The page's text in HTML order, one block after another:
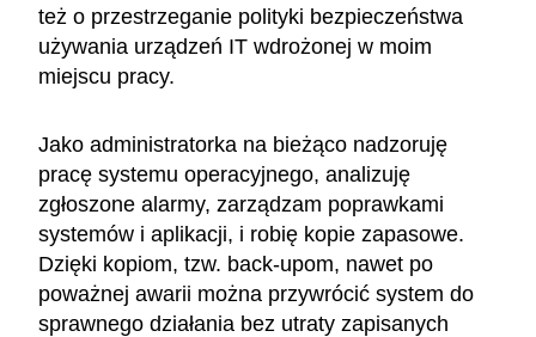
też o przestrzeganie polityki bezpieczeństwa
używania urządzeń IT wdrożonej w moim
miejscu pracy.
Jako administratorka na bieżąco nadzoruję
pracę systemu operacyjnego, analizuję
zgłoszone alarmy, zarządzam poprawkami
systemów i aplikacji, i robię kopie zapasowe.
Dzięki kopiom, tzw. back-upom, nawet po
poważnej awarii można przywrócić system do
sprawnego działania bez utraty zapisanych